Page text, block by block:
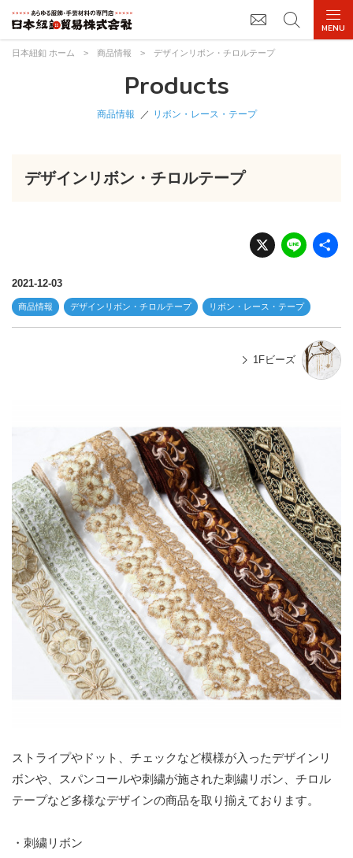
日本紐釦 ホーム > 商品情報 > デザインリボン・チロルテープ
Products
商品情報 リボン・レース・テープ
デザインリボン・チロルテープ
X Li
n
2021-12-03
商品情報 デザインリボン・チロルテープ リボン・レース・テープ
1Fビーズ
ストライプやドット、チェックなど模様が入ったデザインリ
ボンや、スパンコールや刺繍が施された刺繍リボン、チロル
テープなど多様なデザインの商品を取り揃えております。
・刺繍リボン